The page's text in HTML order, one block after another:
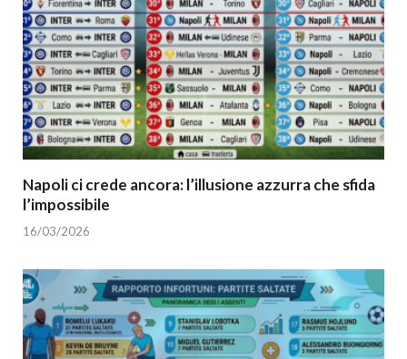
Napoli ci crede ancora: l’illusione azzurra che sfida
l’impossibile
16/03/2026